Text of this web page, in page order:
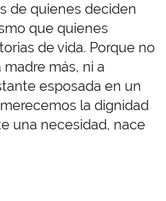
de quienes deciden
que quienes
de vida. Porque no
más, ni a
esposada en un
la dignidad
una necesidad, nace